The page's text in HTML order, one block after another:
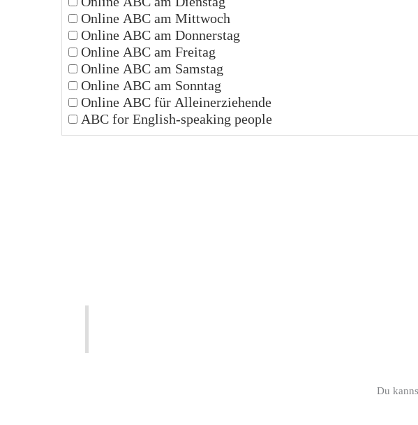
Online ABC am Mittwoch
Online ABC am Donnerstag
Online ABC am Freitag
Online ABC am Samstag
Online ABC am Sonntag
Online ABC für Alleinerziehende
ABC for English-speaking people
Du